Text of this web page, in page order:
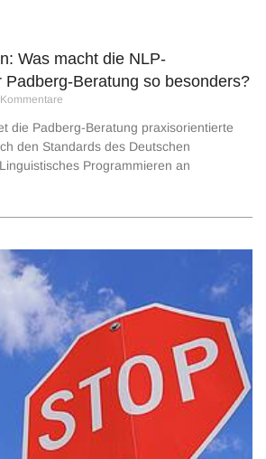
Was macht die NLP-
Padberg-Beratung so besonders?
die Padberg-Beratung praxisorientierte
den Standards des Deutschen
Programmieren an